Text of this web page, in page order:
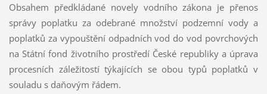
Obsahem předkládané novely vodního zákona je přenos
správy poplatku za odebrané množství podzemní vody a
poplatků za vypouštění odpadních vod do vod povrchových
na Státní fond životního prostředí České republiky a úprava
procesních záležitostí týkajících se obou typů poplatků v
souladu s daňovým řádem.